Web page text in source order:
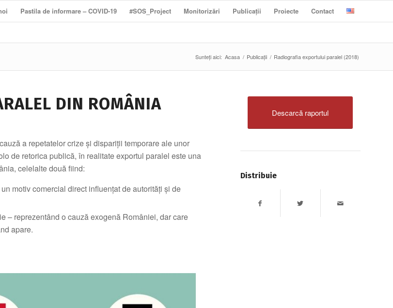
Pastila de informare – COVID-19 #SOS_Project Monitorizări Publicații Proiecte Contact
Sunteți aici: Acasa / Publicații / Radiografia exportului paralel (2018)
DIN ROMÂNIA
a repetatelor crize şi dispariții temporare ale unor
de retorica publică, în realitate exportul paralel este una
celelalte două fiind:
motiv comercial direct influențat de autorități și de
– reprezentând o cauză exogenă României, dar care
apare.
Descarcă raportul
Distribuie